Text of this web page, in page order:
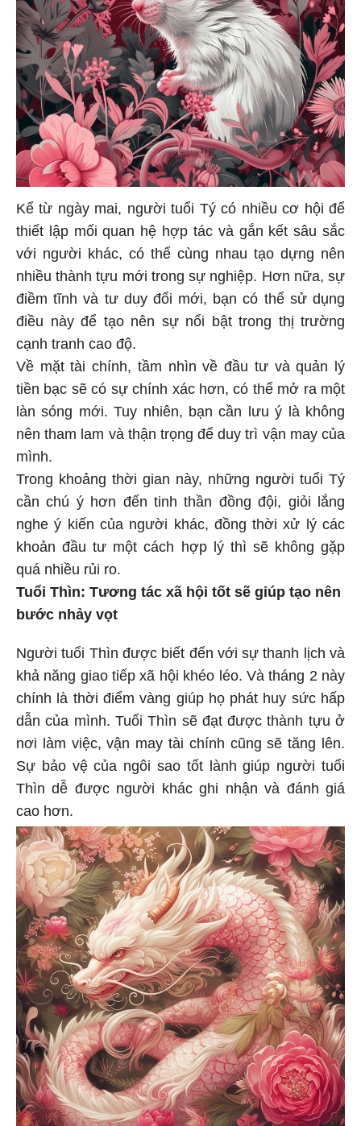
Kể từ ngày mai, người tuổi Tý có nhiều cơ hội để
thiết lập mối quan hệ hợp tác và gắn kết sâu sắc
với người khác, có thể cùng nhau tạo dựng nên
nhiều thành tựu mới trong sự nghiệp. Hơn nữa, sự
điềm tĩnh và tư duy đổi mới, bạn có thể sử dụng
điều này để tạo nên sự nổi bật trong thị trường
cạnh tranh cao độ.
Về mặt tài chính, tầm nhìn về đầu tư và quản lý
tiền bạc sẽ có sự chính xác hơn, có thể mở ra một
làn sóng mới. Tuy nhiên, bạn cần lưu ý là không
nên tham lam và thận trọng để duy trì vận may của
mình.
Trong khoảng thời gian này, những người tuổi Tý
cần chú ý hơn đến tinh thần đồng đội, giỏi lắng
nghe ý kiến của người khác, đồng thời xử lý các
khoản đầu tư một cách hợp lý thì sẽ không gặp
quá nhiều rủi ro.
Tuổi Thìn: Tương tác xã hội tốt sẽ giúp tạo nên
bước nhảy vọt
Người tuổi Thìn được biết đến với sự thanh lịch và
khả năng giao tiếp xã hội khéo léo. Và tháng 2 này
chính là thời điểm vàng giúp họ phát huy sức hấp
dẫn của mình. Tuổi Thìn sẽ đạt được thành tựu ở
nơi làm việc, vận may tài chính cũng sẽ tăng lên.
Sự bảo vệ của ngôi sao tốt lành giúp người tuổi
Thìn dễ được người khác ghi nhận và đánh giá
cao hơn.